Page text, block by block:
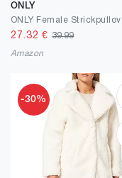
ONLY
27.32 €39.99
Amazon
-30%